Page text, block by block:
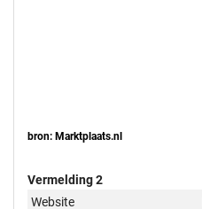
bron: Marktplaats.nl
Vermelding 2
Website